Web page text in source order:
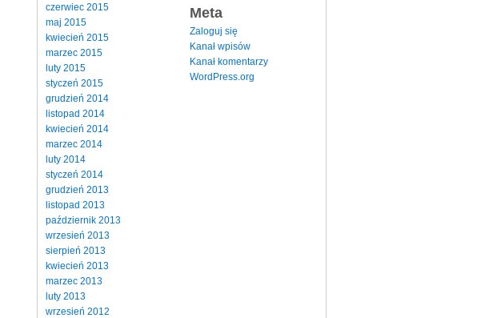
czerwiec 2015
maj 2015
kwiecień 2015
marzec 2015
luty 2015
styczeń 2015
grudzień 2014
listopad 2014
kwiecień 2014
marzec 2014
luty 2014
styczeń 2014
grudzień 2013
listopad 2013
październik 2013
wrzesień 2013
sierpień 2013
kwiecień 2013
marzec 2013
luty 2013
wrzesień 2012
Meta
Zaloguj się
Kanał wpisów
Kanał komentarzy
WordPress.org